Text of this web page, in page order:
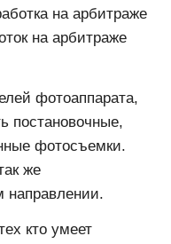
на арбитраже
на арбитраже
фотоаппарата,
постановочные,
фотосъемки.
же
направлении.
кто умеет